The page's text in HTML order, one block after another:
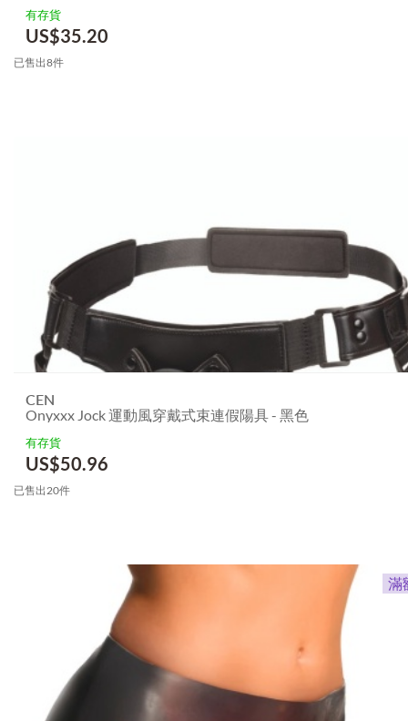
有存貨
US$35.20
已售出8件
CEN
Onyxxx Jock 運動風穿戴式束連假陽具 - 黑色
有存貨
US$50.96
已售出20件